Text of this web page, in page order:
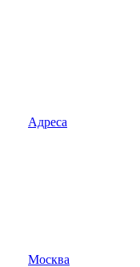
Адреса
Москва